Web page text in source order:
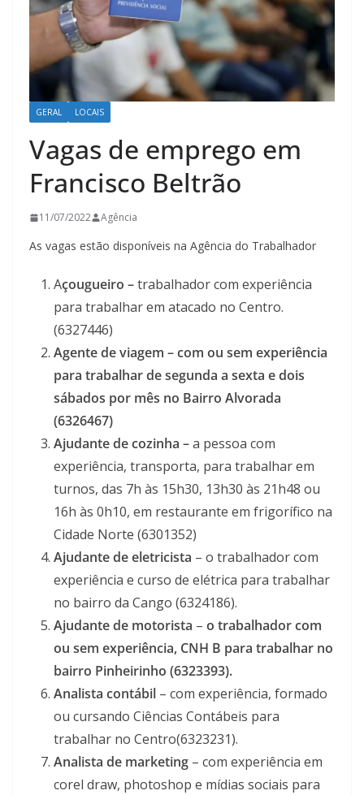
GERAL LOCAIS
Vagas de emprego em
Francisco Beltrão
11/07/2022 Agência
As vagas estão disponíveis na Agência do Trabalhador
Açougueiro –trabalhador com experiência
para trabalhar em atacado no Centro.
(6327446)
Agente de viagem – com ou sem experiência
para trabalhar de segunda a sexta e dois
sábados por mês no Bairro Alvorada
(6326467)
Ajudante de cozinha –a pessoa com
experiência, transporta, para trabalhar em
turnos, das 7h às 15h30, 13h30 às 21h48 ou
16h às 0h10, em restaurante em frigorífico na
Cidade Norte (6301352)
Ajudante de eletricista – o trabalhador com
experiência e curso de elétrica para trabalhar
no bairro da Cango (6324186).
Ajudante de motorista – o trabalhador com
ou sem experiência, CNH B para trabalhar no
bairro Pinheirinho (6323393).
Analista contábil – com experiência, formado
ou cursando Ciências Contábeis para
trabalhar no Centro(6323231).
Analista de marketing – com experiência em
corel draw, photoshop e mídias sociais para